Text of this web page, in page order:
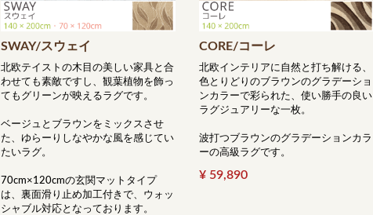
SWAY/スウェイ
北欧テイストの木目の美しい家具と合
わせても素敵ですし、観葉植物を飾っ
てもグリーンが映えるラグです。
ベージュとブラウンをミックスさせ
た、ゆらーりしなやかな風を感じてい
たいラグ。
70cm×120cmの玄関マットタイプ
は、裏面滑り止め加工付きで、ウォッ
シャブル対応となっております。
CORE/コーレ
北欧インテリアに自然と打ち解ける、
色とりどりのブラウンのグラデーショ
ンカラーで彩られた、使い勝手の良い
ラグジュアリーな一枚。
波打つブラウンのグラデーションカラ
ーの高級ラグです。
¥ 59,890